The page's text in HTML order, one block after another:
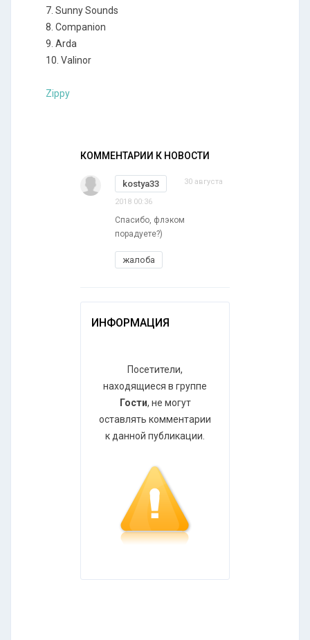
7. Sunny Sounds
8. Companion
9. Arda
10. Valinor
Zippy
КОММЕНТАРИИ К НОВОСТИ
kostya33 30 августа
2018 00:36
Спасибо, флэком
порадуете?)
жалоба
ИНФОРМАЦИЯ
Посетители,
находящиеся в группе
Гости, не могут
оставлять комментарии
к данной публикации.